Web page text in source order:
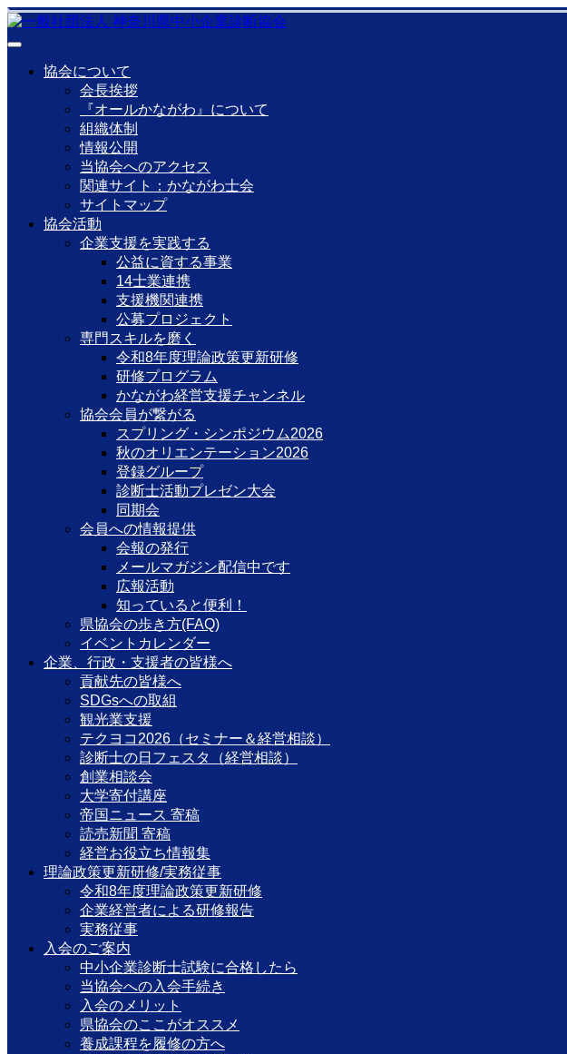
協会について
会長挨拶
『オールかながわ』について
組織体制
情報公開
当協会へのアクセス
関連サイト：かながわ士会
サイトマップ
協会活動
企業支援を実践する
公益に資する事業
14士業連携
支援機関連携
公募プロジェクト
専門スキルを磨く
令和8年度理論政策更新研修
研修プログラム
かながわ経営支援チャンネル
協会会員が繋がる
スプリング・シンポジウム2026
秋のオリエンテーション2026
登録グループ
診断士活動プレゼン大会
同期会
会員への情報提供
会報の発行
メールマガジン配信中です
広報活動
知っていると便利！
県協会の歩き方(FAQ)
イベントカレンダー
企業、行政・支援者の皆様へ
貢献先の皆様へ
SDGsへの取組
観光業支援
テクヨコ2026（セミナー＆経営相談）
診断士の日フェスタ（経営相談）
創業相談会
大学寄付講座
帝国ニュース 寄稿
読売新聞 寄稿
経営お役立ち情報集
理論政策更新研修/実務従事
令和8年度理論政策更新研修
企業経営者による研修報告
実務従事
入会のご案内
中小企業診断士試験に合格したら
当協会への入会手続き
入会のメリット
県協会のここがオススメ
養成課程を履修の方へ